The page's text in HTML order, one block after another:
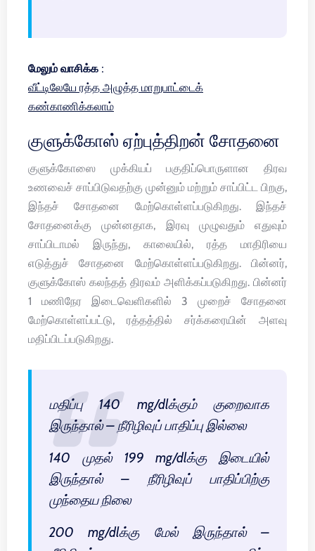
மேலும் வாசிக்க :
வீட்டிலேயே ரத்த அழுத்த மாறுபாட்டைக்
கண்காணிக்கலாம்
குளுக்கோஸ் ஏற்புத்திறன் சோதனை
குளுக்கோஸை முக்கியப் பகுதிப்பொருளான திரவ
உணவைச் சாப்பிடுவதற்கு முன்னும் மற்றும் சாப்பிட்ட பிறகு,
இந்தச் சோதனை மேற்கொள்ளப்படுகிறது. இந்தச்
சோதனைக்கு முன்னதாக, இரவு முழுவதும் எதுவும்
சாப்பிடாமல் இருந்து, காலையில், ரத்த மாதிரியை
எடுத்துச் சோதனை மேற்கொள்ளப்படுகிறது. பின்னர்,
குளுக்கோஸ் கலந்தத் திரவம் அளிக்கப்படுகிறது. பின்னர்
1 மணிநேர இடைவெளிகளில் 3 முறைச் சோதனை
மேற்கொள்ளப்பட்டு, ரத்தத்தில் சர்க்கரையின் அளவு
மதிப்பிடப்படுகிறது.
மதிப்பு 140 mg/dlக்கும் குறைவாக
இருந்தால் – நீரிழிவுப் பாதிப்பு இல்லை
140 முதல் 199 mg/dlக்கு இடையில்
இருந்தால் – நீரிழிவுப் பாதிப்பிற்கு
முந்தைய நிலை
200 mg/dlக்கு மேல் இருந்தால் –